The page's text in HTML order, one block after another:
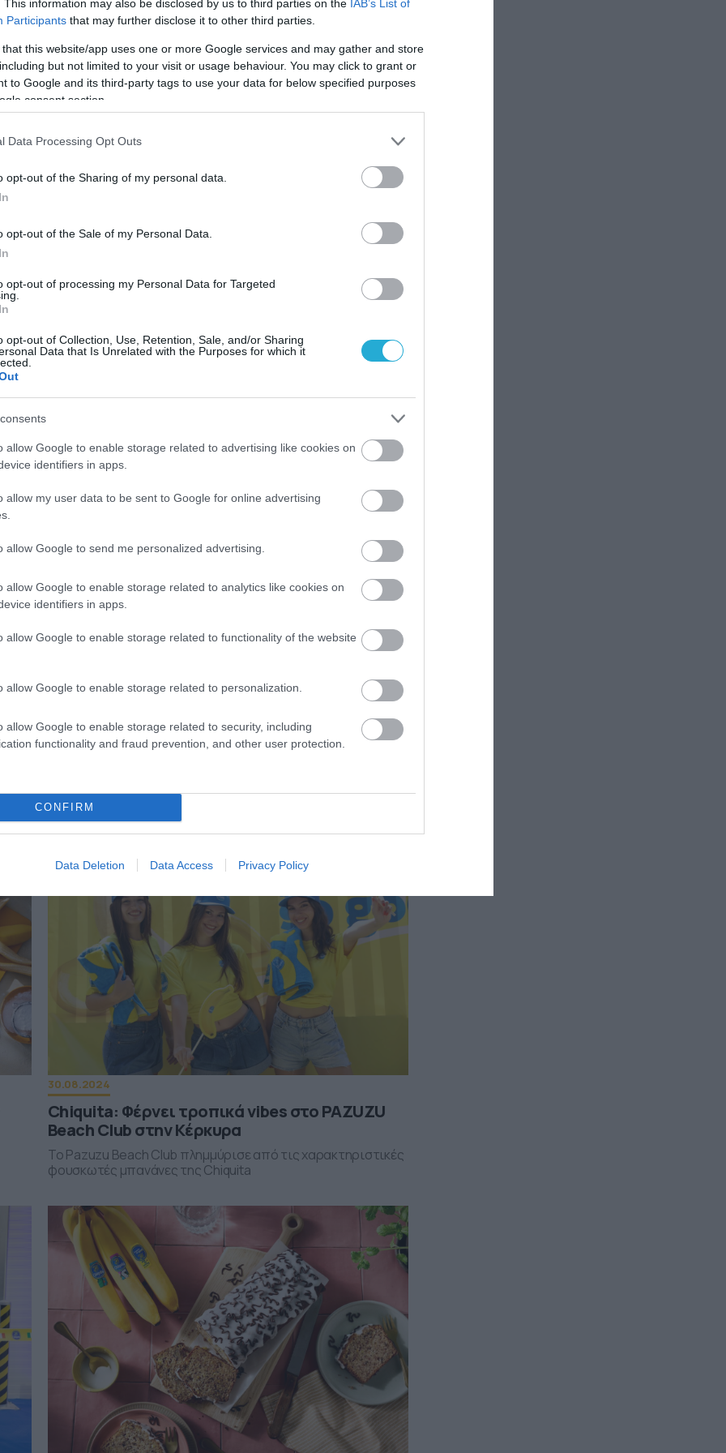
This information may also be disclosed by us to third parties on the IAB’s List of
Participants that may further disclose it to other third parties.
that this website/app uses one or more Google services and may gather and store
but not limited to your visit or usage behaviour. You may click to grant or
to Google and its third-party tags to use your data for below specified purposes
consent section.
Data Processing Opt Outs
opt-out of the Sharing of my personal data.
opt-out of the Sale of my Personal Data.
opt-out of processing my Personal Data for Targeted
opt-out of Collection, Use, Retention, Sale, and/or Sharing
Data that Is Unrelated with the Purposes for which it
allow Google to enable storage related to advertising like cookies on
identifiers in apps.
allow my user data to be sent to Google for online advertising
allow Google to send me personalized advertising.
allow Google to enable storage related to analytics like cookies on
identifiers in apps.
allow Google to enable storage related to functionality of the website
allow Google to enable storage related to personalization.
allow Google to enable storage related to security, including
functionality and fraud prevention, and other user protection.
CONFIRM
Data Deletion Data Access Privacy Policy
ευκολία και αποδοχή από τα παιδιά, ενώ οι μαθητές
χρειάζονται την απαραίτητη ενέργεια
Νέα Καμπάνια από την Chiquita: «Likely the
Η Chiquita στη Fruit Logistica 2025
Τι παρουσιάζει η Chiquita στην έκθεση που
30.08.2024
Chiquita: Φέρνει τροπικά vibes στο PAZUZU
Beach Club στην Κέρκυρα
Το Pazuzu Beach Club πλημμύρισε από τις χαρακτηριστικές
φουσκωτές μπανάνες της Chiquita